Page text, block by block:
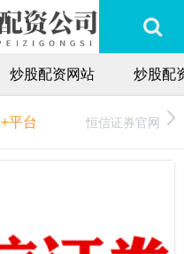
炒股配资网站 炒股配
+平台 恒信证券官网